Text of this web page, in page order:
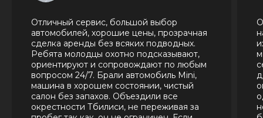
Отличный сервис, большой выбор
автомобилей, хорошие цены, прозрачная
сделка аренды без всяких подводных.
Ребята молодцы охотно подсказывают,
ориентируют и сопровождают по любым
вопросом 24/7. Брали автомобиль Mini,
машина в хорошем состоянии, чистый
салон без запахов. Объездили все
окрестности Тбилиси, не переживая за